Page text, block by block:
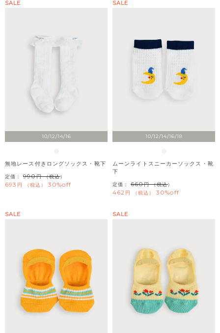
10/12/14/16
SALE
無地レース付きロングソックス・靴下
定価： 990 （税込）
693 税込 30%off
10/12/14/16/18
SALE
ムーンライトスニーカーソックス・靴
下
定価： 660 （税込）
462 税込 30%off
SALE SALE